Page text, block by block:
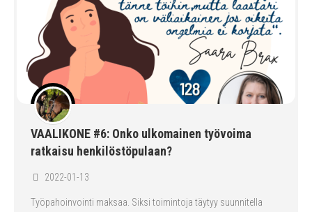
VAALIKONE #6: Onko ulkomainen työvoima
ratkaisu henkilöstöpulaan?
2022-01-13
Työpahoinvointi maksaa. Siksi toimintoja täytyy suunnitella